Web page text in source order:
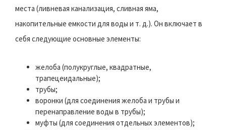
места (ливневая канализация, сливная яма,
накопительные емкости для воды и т. д.). Он включает в
себя следующие основные элементы:
желоба (полукруглые, квадратные,
трапецеидальные);
трубы;
воронки (для соединения желоба и трубы и
перенаправление воды в трубы);
муфты (для соединения отдельных элементов);